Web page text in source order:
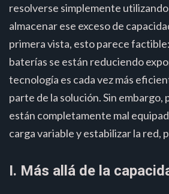
resolverse simplemente
almacenar ese exceso de
primera vista, esto parece
baterías se están reduciendo
tecnología es cada vez más
parte de la solución. Sin embargo,
están completamente mal
carga variable y estabilizar la red,
I. Más allá de la